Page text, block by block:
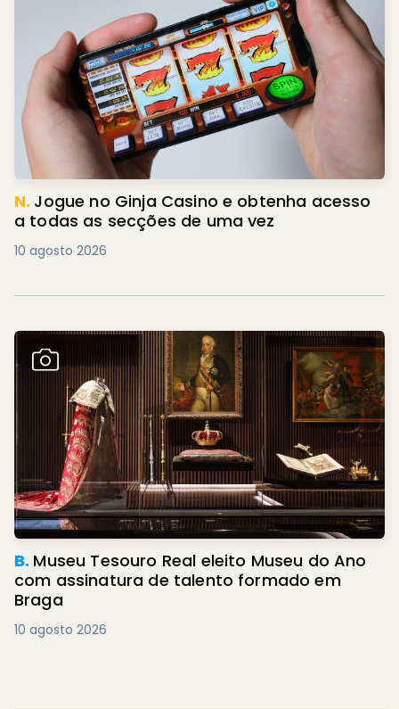
N. Jogue no Ginja Casino e obtenha acesso
a todas as secções de uma vez
10 agosto 2026
B. Museu Tesouro Real eleito Museu do Ano
com assinatura de talento formado em
Braga
10 agosto 2026